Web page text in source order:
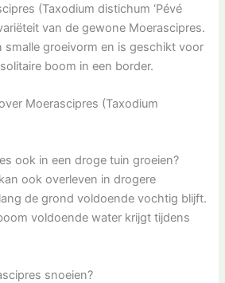
(Taxodium distichum ‘Pévé
van de gewone Moerascipres.
smalle groeivorm en is geschikt voor
boom in een border.
Moerascipres (Taxodium
ook in een droge tuin groeien?
ook overleven in drogere
de grond voldoende vochtig blijft.
voldoende water krijgt tijdens
snoeien?